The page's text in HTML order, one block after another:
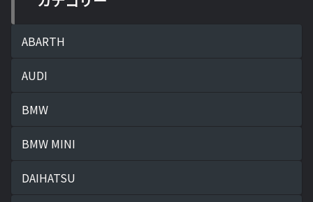
ABARTH
AUDI
BMW
BMW MINI
DAIHATSU